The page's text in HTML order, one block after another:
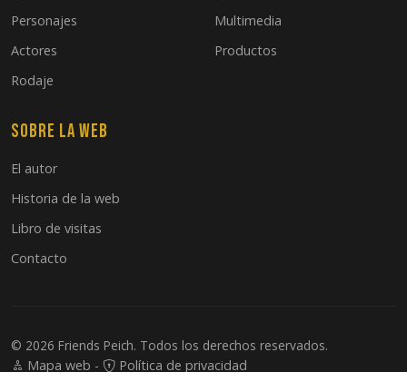
Personajes
Actores
Rodaje
Multimedia
Productos
Sobre la web
El autor
Historia de la web
Libro de visitas
Contacto
© 2026 Friends Peich. Todos los derechos reservados.
Mapa web - Política de privacidad